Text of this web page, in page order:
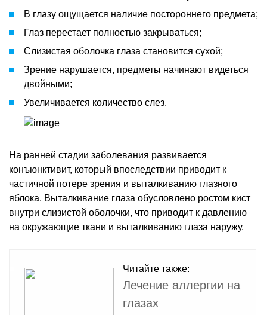
В глазу ощущается наличие постороннего предмета;
Глаз перестает полностью закрываться;
Слизистая оболочка глаза становится сухой;
Зрение нарушается, предметы начинают видеться
двойными;
Увеличивается количество слез.
На ранней стадии заболевания развивается
конъюнктивит, который впоследствии приводит к
частичной потере зрения и выталкиванию глазного
яблока. Выталкивание глаза обусловлено ростом кист
внутри слизистой оболочки, что приводит к давлению
на окружающие ткани и выталкиванию глаза наружу.
Читайте также:
Лечение аллергии на
глазах